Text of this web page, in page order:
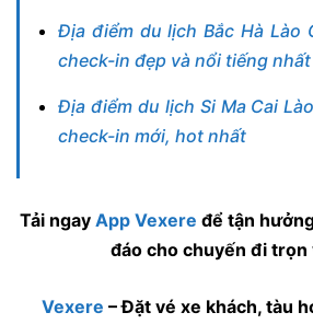
Địa điểm du lịch Bắc Hà Lào
check-in đẹp và nổi tiếng nhất
Địa điểm du lịch Si Ma Cai
check-in mới, hot nhất
Tải ngay App Vexere để tận
đáo cho chuyến đi trọn
Vexere – Đặt vé xe khách, tàu